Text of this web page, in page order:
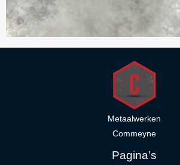
Metaalwerken
Commeyne
Pagina’s